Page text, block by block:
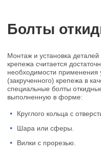
Болты
Монтаж и установка
крепежа считается
необходимости применения
(закрученного) крепежа в
специальные болты
выполненную в форме:
Круглого кольца с
Шара или сферы.
Вилки с прорезью.